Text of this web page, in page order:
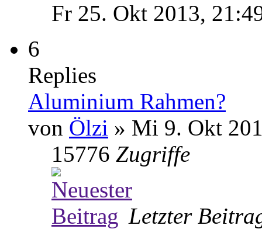
Fr 25. Okt 2013,
6
Replies
Aluminium Rahmen?
von Ölzi » Mi 9. Okt
15776 Zugriffe
Letzter